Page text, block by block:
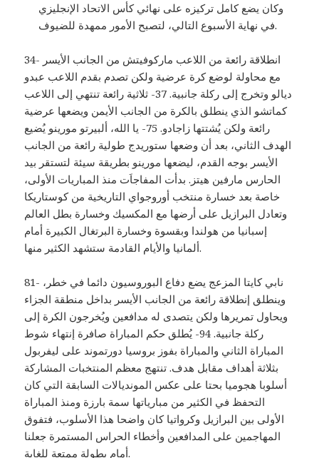
وكان يضع كامل تركيزه على نهائي كأس الاتحاد الإنجليزي
في نهاية الأسبوع التالي، لتصبح الأمور ممهدة للضيوف.
34- انطلاقة رائعة من اللاعب ماركوفيتش من الجانب الأيسر
مع محاولة لوضع كرة عرضية ولكن تصدم بقدم اللاعب عبدو
ديالو وتخرج إلى ركلة جانبية. 37- ثلاثية رائعة تنتهي إلى اللاعب
كماتشو الذي ينطلق بالكرة من الجانب الأيمن ويضعها عرضية
رائعة ولكن يُشتتها زاجادو. 75- يا الله، ألبيرتو مورينو يُضيع
الهدف الثاني، بعد أن وضعها ستوريدج طولية رائعة من الجانب
الأيسر بوجه القدم، ليضعها مورينو بطريقة سيئة لتستقر بيد
الحارس مارفين هيتز. بدأت المفاجاَت منذ المباريات الأولى،
خاصة بعد خسارة منتخب أوروجواي التاريخية من كوستاريكا
وتعادل البرازيل على أرضها مع المكسيك وخسارة بطل العالم
إسبانيا من هولندا وبقسوة وخسارة البرتغال الكبيرة أمام
ألمانيا والأيام القادمة ستشهد الكثير منها.
81- نابي كايتا المزعج يضع دفاع البوروسيون دائما في خطر،
وينطلق إنطلاقة رائعة من الجانب الأيسر بداخل منطقة الجزاء
ويحاول تمريرها ولكن يتصدى له مدافعين ويُخرجون الكرة إلى
ركلة جانبية. 94- يُطلق حكم المباراة صافرة إنتهاء شوط
المباراة الثاني والمباراة بفوز بروسيا دورتموند على ليفربول
بثلاثة أهداف مقابل هدف. تنتهج معظم المنتخبات المشاركة
أسلوبا هجوميا بحتا على عكس المونديالات السابقة التي كان
التحفظ في الكثير من مبارياتها سمة بارزة ومنذ المباراة
الأولى بين البرازيل وكرواتيا كان واضحا هذا الأسلوب، فتفوق
المهاجمين على المدافعين وأخطاء الحراس المستمرة جعلنا
أمام بطولة ممتعة للغاية.